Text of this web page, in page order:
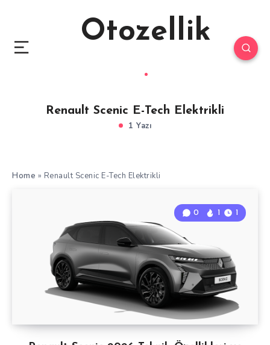
Otozellik
Renault Scenic E-Tech Elektrikli
1 Yazı
Home » Renault Scenic E-Tech Elektrikli
0 1 1